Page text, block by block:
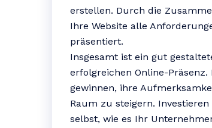
erstellen. Durch die
Ihre Website alle
präsentiert.
Insgesamt ist ein gut
erfolgreichen Online-
gewinnen, ihre
Raum zu steigern.
selbst, wie es Ihr